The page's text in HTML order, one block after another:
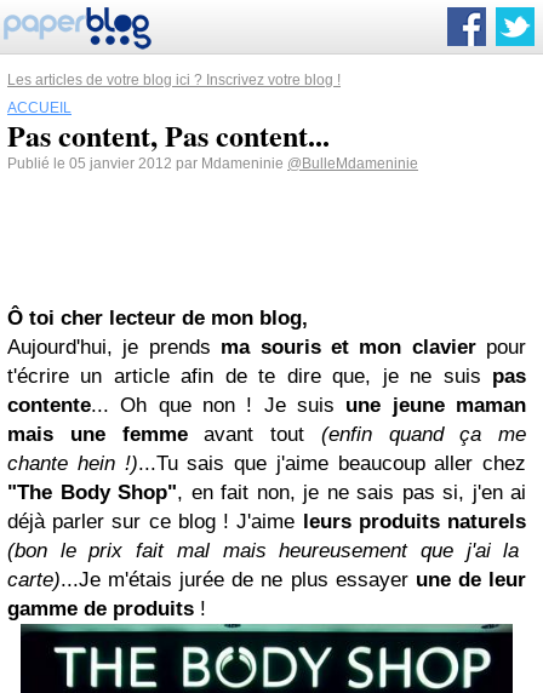
Les articles de votre blog ici ? Inscrivez votre blog !
ACCUEIL
Pas content, Pas content...
Publié le 05 janvier 2012 par Mdameninie @BulleMdameninie
Ô toi cher lecteur de mon blog,
Aujourd'hui, je prends ma souris et mon clavier pour
t'écrire un article afin de te dire que, je ne suis pas
contente... Oh que non ! Je suis une jeune maman
mais une femmeavant tout (enfin quand ça me
chante hein !)...Tu sais que j'aime beaucoup aller chez
"The Body Shop", en fait non, je ne sais pas si, j'en ai
déjà parler sur ce blog ! J'aime leurs produits naturels
(bon le prix fait mal mais heureusement que j'ai la
carte)...Je m'étais jurée de ne plus essayer une de leur
gamme de produits !